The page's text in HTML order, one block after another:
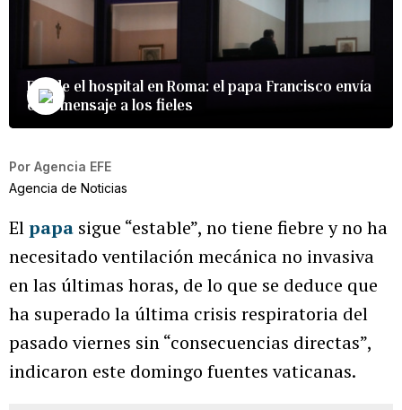
Desde el hospital en Roma: el papa Francisco envía
este mensaje a los fieles
Por Agencia EFE
Agencia de Noticias
Elpapa sigue “estable”, no tiene fiebre y no ha
necesitado ventilación mecánica no invasiva
en las últimas horas, de lo que se deduce que
ha superado la última crisis respiratoria del
pasado viernes sin “consecuencias directas”,
indicaron este domingo fuentes vaticanas.